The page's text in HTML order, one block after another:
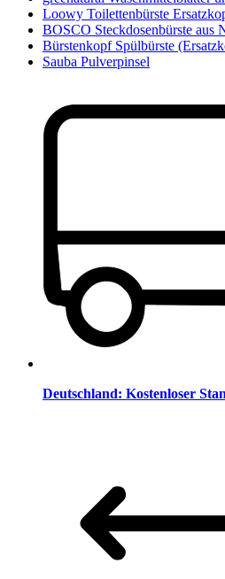
Loowy Toilettenbürste
BOSCO Steckdosenbürste aus
Bürstenkopf Spülbürste
Sauba Pulverpinsel
Deutschland: Kostenloser